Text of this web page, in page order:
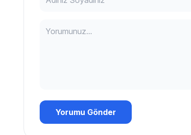
Yorumu Gönder